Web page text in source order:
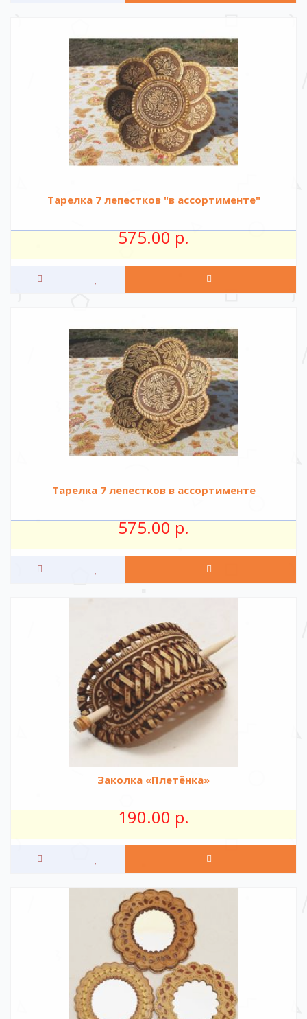
Тарелка 7 лепестков "в ассортименте"
575.00 р.
Тарелка 7 лепестков в ассортименте
575.00 р.
Заколка «Плетёнка»
190.00 р.